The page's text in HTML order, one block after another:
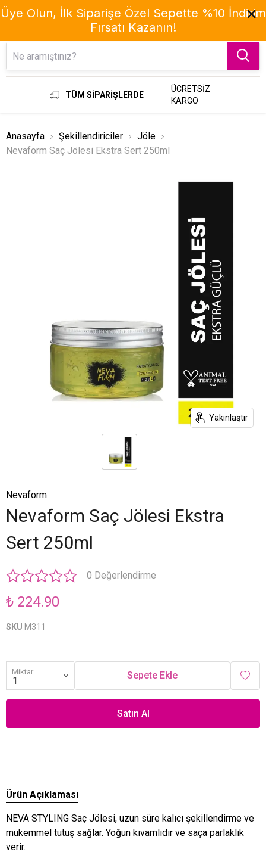
TÜM SİPARİŞLERDE
ÜCRETSİZ
KARGO
Anasayfa Şekillendiriciler
Jöle
Nevaform Saç Jölesi Ekstra Sert 250ml
Yakınlaştır
Nevaform
Nevaform Saç Jölesi Ekstra
Sert 250ml
0 Değerlendirme
₺ 224.90
SKU M311
Miktar Sepete Ekle
Satın Al
Ürün Açıklaması
NEVA STYLING Saç Jölesi, uzun süre kalıcı şekillendirme ve
mükemmel tutuş sağlar. Yoğun kıvamlıdır ve saça parlaklık
verir.
Üye Olun, İlk Siparişe Özel Sepette %10 İndirim
Fırsatı Kazanın!